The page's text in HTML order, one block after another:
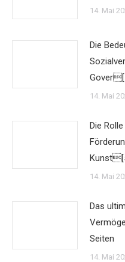
14. Mai
Die
14. Mai
Die
14. Mai
Das
Seiten
14. Mai